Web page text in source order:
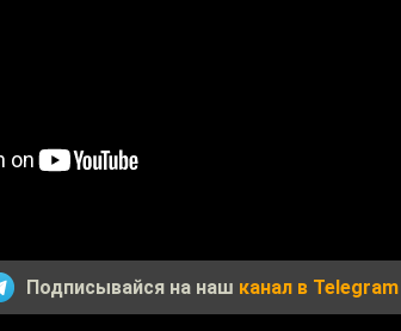
Подписывайся на наш канал в Telegram